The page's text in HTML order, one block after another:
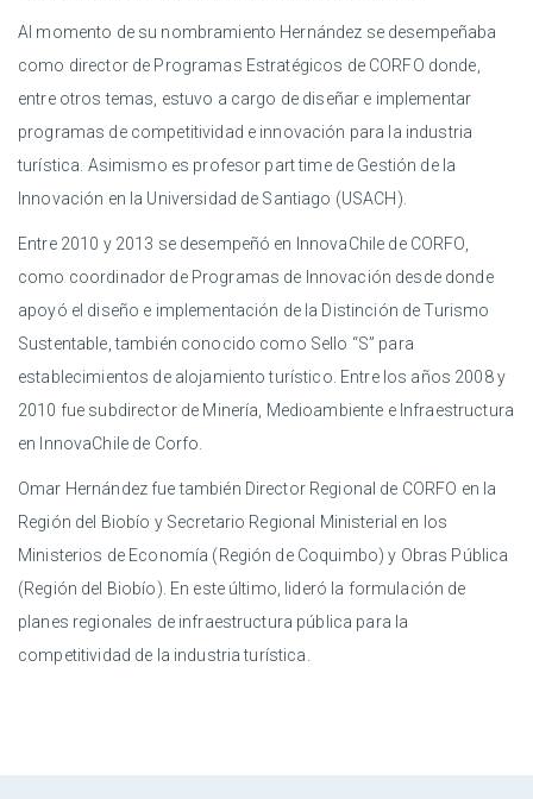
Al momento de su nombramiento Hernández se desempeñaba
como director de Programas Estratégicos de CORFO donde,
entre otros temas, estuvo a cargo de diseñar e implementar
programas de competitividad e innovación para la industria
turística. Asimismo es profesor part time de Gestión de la
Innovación en la Universidad de Santiago (USACH).
Entre 2010 y 2013 se desempeñó en InnovaChile de CORFO,
como coordinador de Programas de Innovación desde donde
apoyó el diseño e implementación de la Distinción de Turismo
Sustentable, también conocido como Sello “S” para
establecimientos de alojamiento turístico. Entre los años 2008 y
2010 fue subdirector de Minería, Medioambiente e Infraestructura
en InnovaChile de Corfo.
Omar Hernández fue también Director Regional de CORFO en la
Región del Biobío y Secretario Regional Ministerial en los
Ministerios de Economía (Región de Coquimbo) y Obras Pública
(Región del Biobío). En este último, lideró la formulación de
planes regionales de infraestructura pública para la
competitividad de la industria turística.